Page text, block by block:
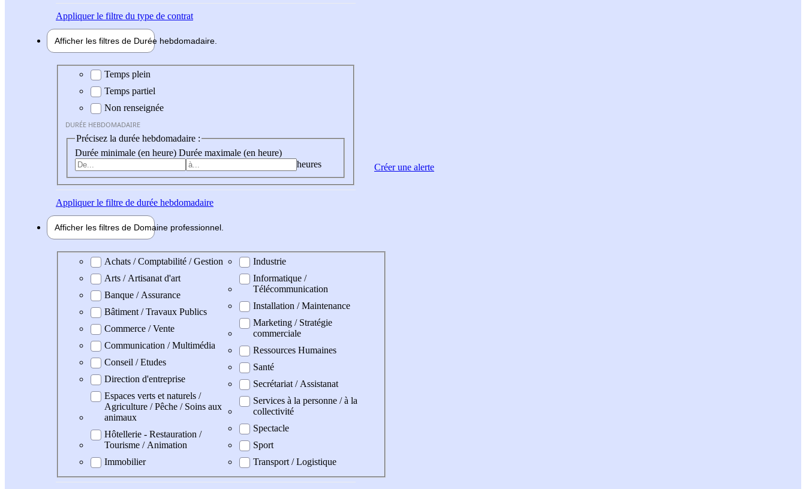
Appliquerle filtre du type de contrat
Afficher les filtres de Durée hebdomadaire
Durée hebdomadaire
Temps plein
Temps partiel
Non renseignée
DURÉE HEBDOMADAIRE
Précisez la durée hebdomadaire :
Durée minimale (en heure) Durée maximale (en heure)
heures
Appliquerle filtre de durée hebdomadaire
Afficher les filtres de Domaine professionnel
Domaine professionel
Achats / Comptabilité / Gestion
Arts / Artisanat d'art
Banque / Assurance
Bâtiment / Travaux Publics
Commerce / Vente
Communication / Multimédia
Conseil / Etudes
Direction d'entreprise
Espaces verts et naturels /
Agriculture / Pêche / Soins aux
animaux
Hôtellerie - Restauration /
Tourisme / Animation
Immobilier
Industrie
Informatique /
Télécommunication
Installation / Maintenance
Marketing / Stratégie
commerciale
Ressources Humaines
Santé
Secrétariat / Assistanat
Services à la personne / à la
collectivité
Spectacle
Sport
Transport / Logistique
Créer une alerte